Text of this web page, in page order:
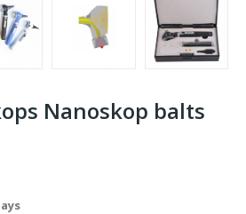
Nanoskop balts